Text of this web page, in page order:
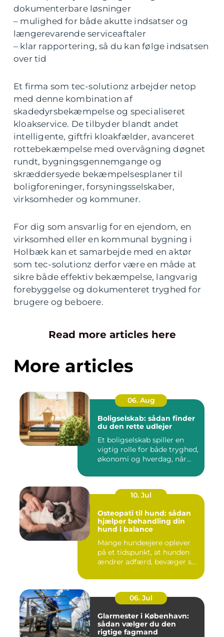
dokumenterbare løsninger
– mulighed for både akutte indsatser og
længerevarende serviceaftaler
– klar rapportering, så du kan følge indsatsen
over tid
Et firma som tec-solutionz arbejder netop
med denne kombination af
skadedyrsbekæmpelse og specialiseret
kloakservice. De tilbyder blandt andet
intelligente, giftfri kloakfælder, avanceret
rottebekæmpelse med overvågning døgnet
rundt, bygningsgennemgange og
skræddersyede bekæmpelsesplaner til
boligforeninger, forsyningsselskaber,
virksomheder og kommuner.
For dig som ansvarlig for en ejendom, en
virksomhed eller en kommunal bygning i
Holbæk kan et samarbejde med en aktør
som tec-solutionz derfor være en måde at
sikre både effektiv bekæmpelse, langvarig
forebyggelse og dokumenteret tryghed for
brugere og beboere.
Read more articles here
More articles
06. Aug
Boligselskab: sådan finder
du den rette udlejer
Et boligselskab spiller en
vigtig rolle for både tryghed,
økonomi og hverdag, når...
10. Jul
Osteopati til hund: sådan
hjælper behandling din
hund i balance
Mange hundeejere oplever
på et tidspunkt, at hunden
ændrer adfærd, bevæger s...
06. Jul
Glarmester i København:
sådan vælger du den
rigtige fagmand